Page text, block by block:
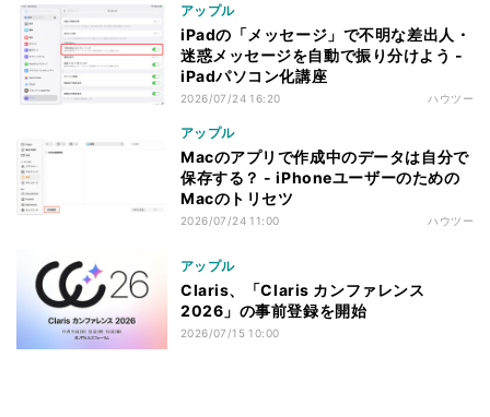
アップル
iPadの「メッセージ」で不明な差出人・
迷惑メッセージを自動で振り分けよう -
iPadパソコン化講座
2026/07/24 16:20 ハウツー
アップル
Macのアプリで作成中のデータは自分で
保存する？ - iPhoneユーザーのための
Macのトリセツ
2026/07/24 11:00 ハウツー
アップル
Claris、「Claris カンファレンス
2026」の事前登録を開始
2026/07/15 10:00